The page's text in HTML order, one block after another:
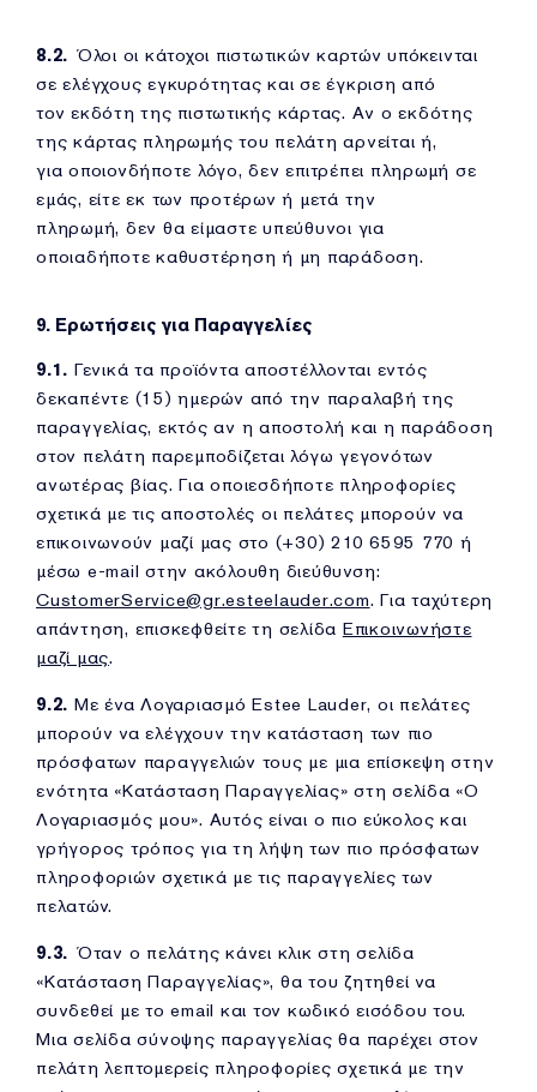
8.2. Όλοι οι κάτοχοι πιστωτικών καρτών υπόκεινται
σε ελέγχους εγκυρότητας και σε έγκριση από
τον εκδότη της πιστωτικής κάρτας. Αν ο εκδότης
της κάρτας πληρωμής του πελάτη αρνείται ή,
για οποιονδήποτε λόγο, δεν επιτρέπει πληρωμή σε
εμάς, είτε εκ των προτέρων ή μετά την
πληρωμή, δεν θα είμαστε υπεύθυνοι για
οποιαδήποτε καθυστέρηση ή μη παράδοση.
9. Ερωτήσεις για Παραγγελίες
9.1. Γενικά τα προϊόντα αποστέλλονται εντός
δεκαπέντε (15) ημερών από την παραλαβή της
παραγγελίας, εκτός αν η αποστολή και η παράδοση
στον πελάτη παρεμποδίζεται λόγω γεγονότων
ανωτέρας βίας. Για οποιεσδήποτε πληροφορίες
σχετικά με τις αποστολές οι πελάτες μπορούν να
επικοινωνούν μαζί μας στο (+30) 210 6595 770 ή
μέσω e-mail στην ακόλουθη διεύθυνση:
CustomerService@gr.esteelauder.com. Για ταχύτερη
απάντηση, επισκεφθείτε τη σελίδα Επικοινωνήστε
μαζί μας.
9.2. Με ένα Λογαριασμό Estee Lauder, οι πελάτες
μπορούν να ελέγχουν την κατάσταση των πιο
πρόσφατων παραγγελιών τους με μια επίσκεψη στην
ενότητα «Κατάσταση Παραγγελίας» στη σελίδα «Ο
Λογαριασμός μου». Αυτός είναι ο πιο εύκολος και
γρήγορος τρόπος για τη λήψη των πιο πρόσφατων
πληροφοριών σχετικά με τις παραγγελίες των
πελατών.
9.3. Όταν ο πελάτης κάνει κλικ στη σελίδα
«Κατάσταση Παραγγελίας», θα του ζητηθεί να
συνδεθεί με το email και τον κωδικό εισόδου του.
Μια σελίδα σύνοψης παραγγελίας θα παρέχει στον
πελάτη λεπτομερείς πληροφορίες σχετικά με την